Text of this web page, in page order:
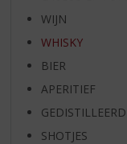
WIJN
WHISKY
BIER
APERITIEF
SHOTJES